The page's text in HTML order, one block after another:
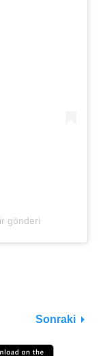
gönderi
Sonraki